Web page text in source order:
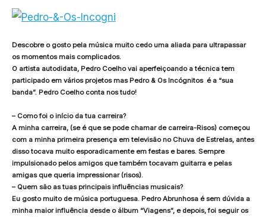
Descobre o gosto pela música muito cedo uma aliada para ultrapassar
os momentos mais complicados.
O artista autodidata, Pedro Coelho vai aperfeiçoando a técnica tem
participado em vários projetos mas Pedro & Os Incógnitos é a “sua
banda”. Pedro Coelho conta nos tudo!
– Como foi o início da tua carreira?
A minha carreira, (se é que se pode chamar de carreira-Risos) começou
com a minha primeira presença em televisão no Chuva de Estrelas, antes
disso tocava muito esporadicamente em festas e bares. Sempre
impulsionado pelos amigos que também tocavam guitarra e pelas
amigas que queria impressionar (risos).
– Quem são as tuas principais influências musicais?
Eu gosto muito de música portuguesa. Pedro Abrunhosa é sem dúvida a
minha maior influência desde o álbum “Viagens”, e depois, foi seguir os